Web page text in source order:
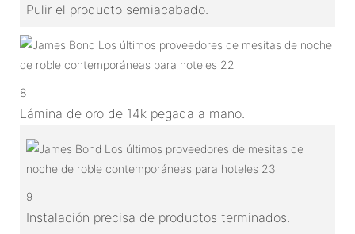
Pulir el producto semiacabado.
8
Lámina de oro de 14k pegada a mano.
9
Instalación precisa de productos terminados.